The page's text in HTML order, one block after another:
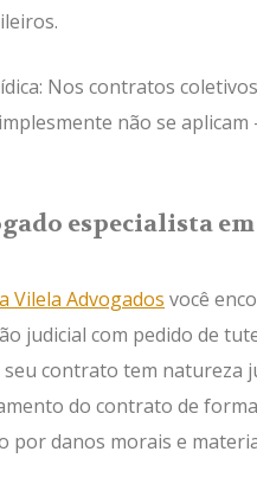
Nos contratos
não se
especialista
Vilela Advogados você
judicial com pedido de
seu contrato tem natureza
do contrato de
por danos morais e